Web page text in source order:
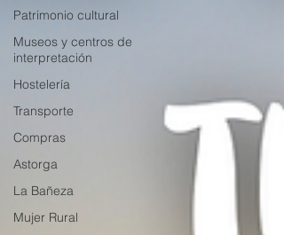
Patrimonio cultural
Museos y centros de
interpretación
Hostelería
Transporte
Compras
Astorga
La Bañeza
Mujer Rural